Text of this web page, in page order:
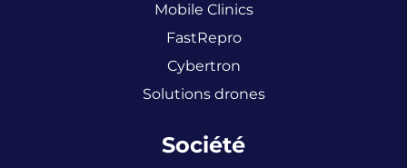
Mobile Clinics
FastRepro
Cybertron
Solutions drones
Société